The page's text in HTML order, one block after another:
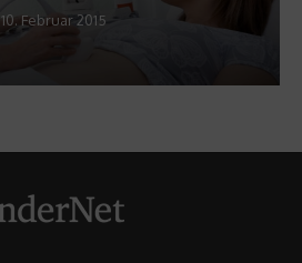
10. Februar 2015